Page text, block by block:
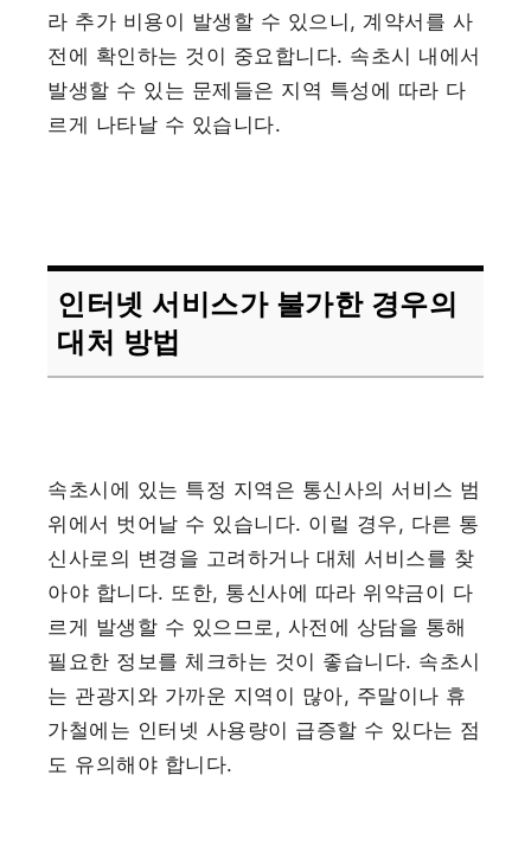
라 추가 비용이 발생할 수 있으니, 계약서를 사
전에 확인하는 것이 중요합니다. 속초시 내에서
발생할 수 있는 문제들은 지역 특성에 따라 다
르게 나타날 수 있습니다.
인터넷 서비스가 불가한 경우의
대처 방법
속초시에 있는 특정 지역은 통신사의 서비스 범
위에서 벗어날 수 있습니다. 이럴 경우, 다른 통
신사로의 변경을 고려하거나 대체 서비스를 찾
아야 합니다. 또한, 통신사에 따라 위약금이 다
르게 발생할 수 있으므로, 사전에 상담을 통해
필요한 정보를 체크하는 것이 좋습니다. 속초시
는 관광지와 가까운 지역이 많아, 주말이나 휴
가철에는 인터넷 사용량이 급증할 수 있다는 점
도 유의해야 합니다.